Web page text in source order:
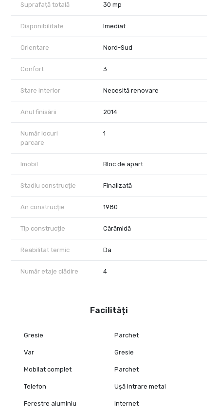
Suprafață totală 30 mp
Disponibilitate Imediat
Orientare Nord-Sud
Confort 3
Stare interior Necesită renovare
Anul finisării 2014
Număr locuri
parcare
1
Imobil Bloc de apart.
Stadiu construcție Finalizată
An construcție 1980
Tip construcție Cărămidă
Reabilitat termic Da
Număr etaje clădire 4
Facilități
Gresie Parchet
Var Gresie
Mobilat complet Parchet
Telefon Ușă intrare metal
Ferestre aluminiu Internet